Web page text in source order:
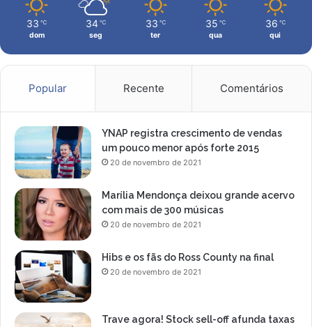
33 ℃
dom
34 ℃
seg
33 ℃
ter
35 ℃
qua
36 ℃
qui
Popular Recente Comentários
YNAP registra crescimento de vendas
um pouco menor após forte 2015
20 de novembro de 2021
Marília Mendonça deixou grande acervo
com mais de 300 músicas
20 de novembro de 2021
Hibs e os fãs do Ross County na final
20 de novembro de 2021
Trave agora! Stock sell-off afunda taxas